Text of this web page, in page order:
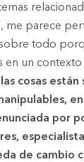
me parece
todo
en un contexto
cosas están
por
de cambio